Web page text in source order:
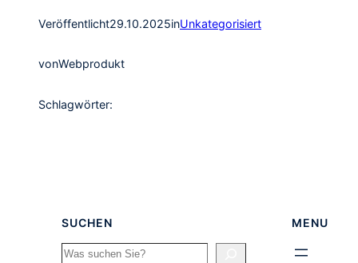
Veröffentlicht29.10.2025inUnkategorisiert
vonWebprodukt
Schlagwörter:
SUCHEN
Search
MENU